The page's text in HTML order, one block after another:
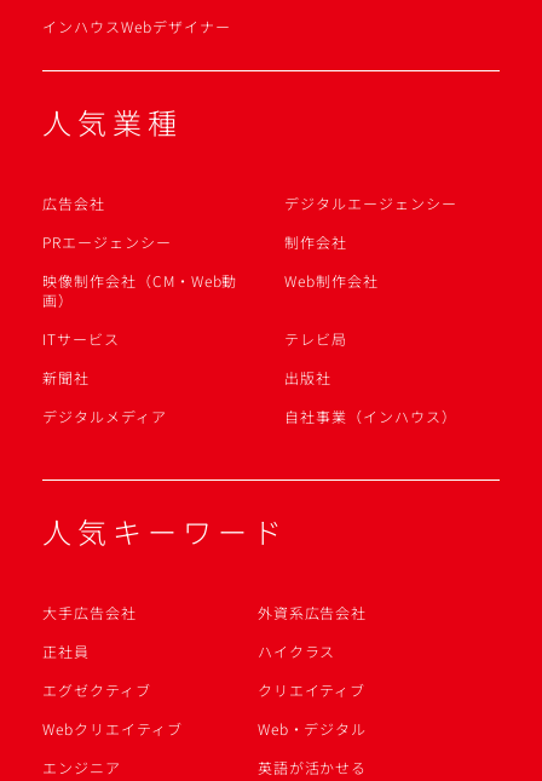
インハウスWebデザイナー
人気業種
広告会社
デジタルエージェンシー
PRエージェンシー
制作会社
映像制作会社（CM・Web動
画）
Web制作会社
ITサービス
テレビ局
新聞社
出版社
デジタルメディア
自社事業（インハウス）
人気キーワード
大手広告会社
外資系広告会社
正社員
ハイクラス
エグゼクティブ
クリエイティブ
Webクリエイティブ
Web・デジタル
エンジニア
英語が活かせる